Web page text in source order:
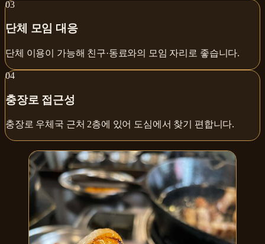
03
단체 모임 대응
단체 이용이 가능해 친구·동료와의 모임 자리로 좋습니다.
04
충장로 접근성
충장로 우체국 근처 2층에 있어 도심에서 찾기 편합니다.